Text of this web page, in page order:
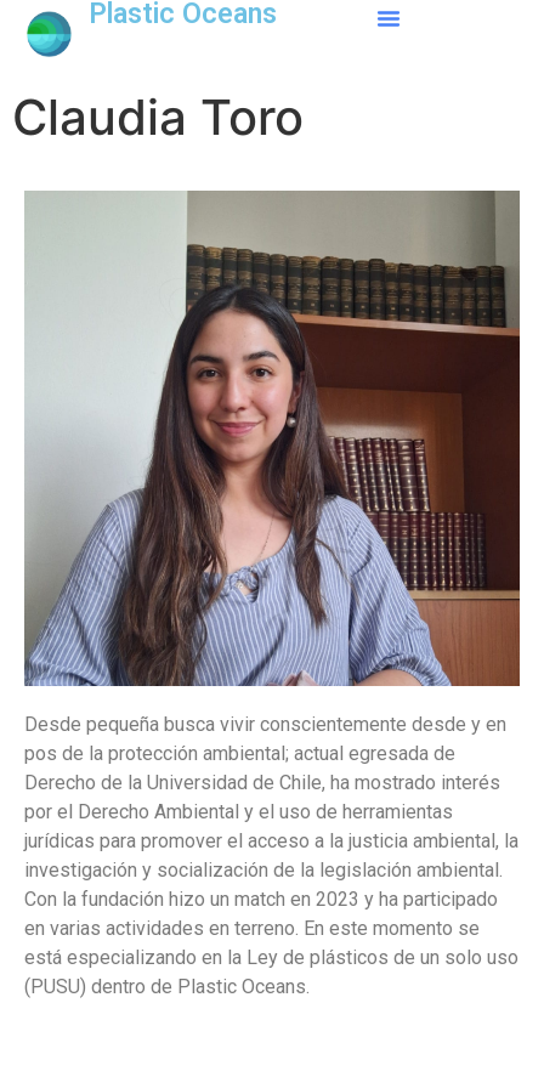
Plastic Oceans
Claudia Toro
Desde pequeña busca vivir conscientemente desde y en
pos de la protección ambiental; actual egresada de
Derecho de la Universidad de Chile, ha mostrado interés
por el Derecho Ambiental y el uso de herramientas
jurídicas para promover el acceso a la justicia ambiental, la
investigación y socialización de la legislación ambiental.
Con la fundación hizo un match en 2023 y ha participado
en varias actividades en terreno. En este momento se
está especializando en la Ley de plásticos de un solo uso
(PUSU) dentro de Plastic Oceans.